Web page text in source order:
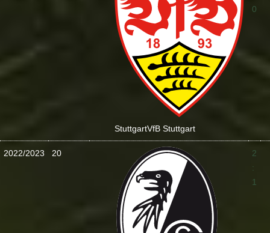
StuttgartVfB Stuttgart
0
2022/2023 20
2
:
1